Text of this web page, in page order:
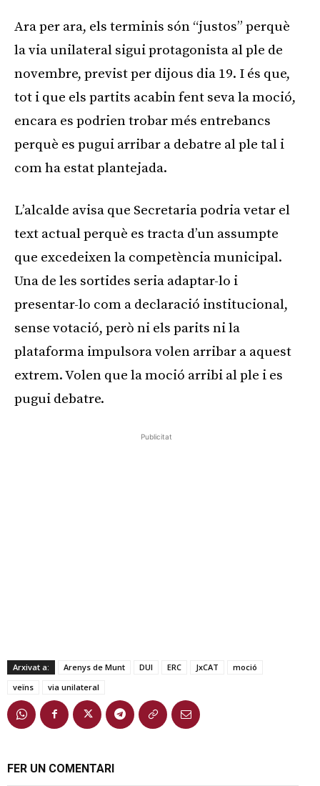
Ara per ara, els terminis són “justos” perquè
la via unilateral sigui protagonista al ple de
novembre, previst per dijous dia 19. I és que,
tot i que els partits acabin fent seva la moció,
encara es podrien trobar més entrebancs
perquè es pugui arribar a debatre al ple tal i
com ha estat plantejada.
L’alcalde avisa que Secretaria podria vetar el
text actual perquè es tracta d’un assumpte
que excedeixen la competència municipal.
Una de les sortides seria adaptar-lo i
presentar-lo com a declaració institucional,
sense votació, però ni els parits ni la
plataforma impulsora volen arribar a aquest
extrem. Volen que la moció arribi al ple i es
pugui debatre.
Publicitat
Arxivat a: Arenys de Munt DUI ERC JxCAT
moció
veïns
via unilateral
FER UN COMENTARI